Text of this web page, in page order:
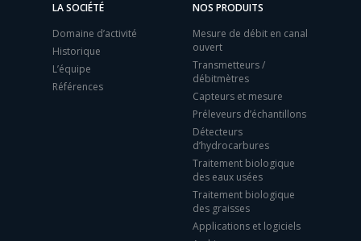
LA SOCIÉTÉ
Domaine d’activité
Historique
L’équipe
Références
NOS PRODUITS
Mesure de débit en canal
ouvert
Transmetteurs /
débitmètres
Capteurs et mesure
Préleveurs d’échantillons
Détecteurs
d’hydrocarbures
Traitement biologique
des eaux usées
Traitement biologique
des graisses
Applications et logiciels